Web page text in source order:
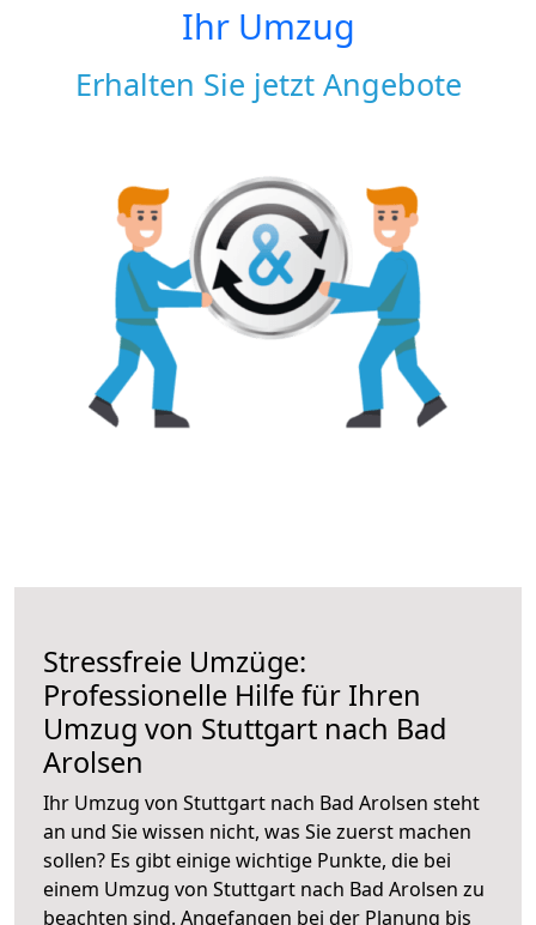
Ihr Umzug
Erhalten Sie jetzt Angebote
Stressfreie Umzüge:
Professionelle Hilfe für Ihren
Umzug von Stuttgart nach Bad
Arolsen
Ihr Umzug von Stuttgart nach Bad Arolsen steht
an und Sie wissen nicht, was Sie zuerst machen
sollen? Es gibt einige wichtige Punkte, die bei
einem Umzug von Stuttgart nach Bad Arolsen zu
beachten sind. Angefangen bei der Planung bis